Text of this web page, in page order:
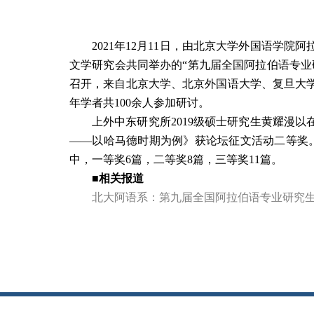
2021年12 月 11 日，由北京大学外国语学院阿
文学研究会共同举办的“第九届全国阿拉伯语专
召开，来自北京大学、北京外国语大学、复旦大
年学者共100余人参加研讨。
上外中东研究所2019级硕士研究生黄耀漫以
——以哈马德时期为例》获论坛征文活动二等奖
中，一等奖6篇，二等奖8篇，三等奖11篇。
■相关报道
北大阿语系：第九届全国阿拉伯语专业研究